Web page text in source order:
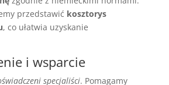
przedstawić kosztorys
, co ułatwia uzyskanie
i wsparcie
specjaliści. Pomagamy